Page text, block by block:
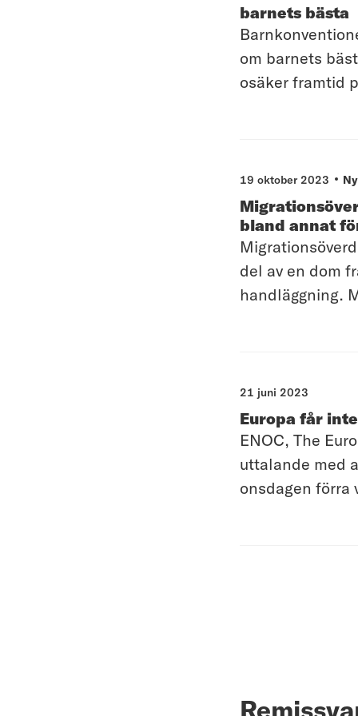
barnets bästa
om barnets
osäker framtid
19 oktober 2023
bland annat
del av en dom
handläggning.
21 juni 2023
Europa får
ENOC, The
uttalande med
onsdagen förra